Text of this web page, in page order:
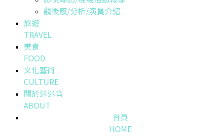
觀後感/分析/演員介紹
旅遊
TRAVEL
美食
FOOD
文化藝術
CULTURE
關於迷迷音
ABOUT
首頁
HOME